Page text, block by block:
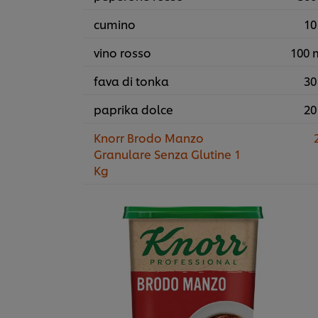
cumino
vino rosso
100
fava di tonka
paprika dolce
Knorr Brodo Manzo
Granulare Senza Glutine 1
Kg